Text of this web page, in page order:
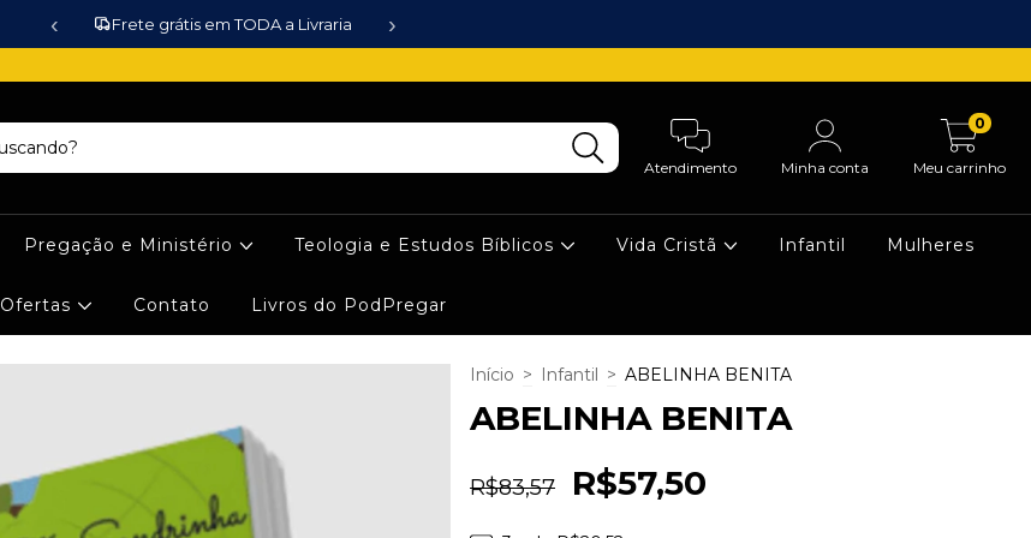
Atendimento Minha conta Meu carrinho
0
Pregação e Ministério Teologia e Estudos Bíblicos Vida Cristã Infantil Mulheres
Ofertas Contato Livros do PodPregar
Início > Infantil > ABELINHA BENITA
ABELINHA BENITA
R$83,57 R$57,50
‹ Frete grátis em TODA a Livraria ›